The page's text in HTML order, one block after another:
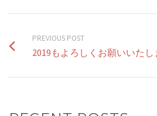
PREVIOUS POST
2019もよろしくお願いいたし